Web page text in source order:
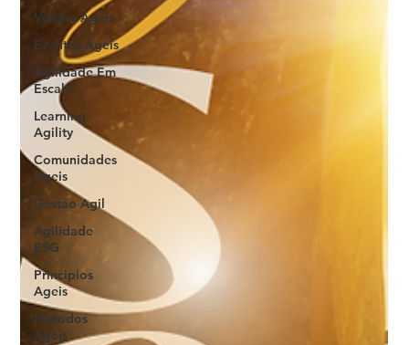
Vendas Ágeis
Eventos Ageis
Agilidade Em
Escala
Learning
Agility
Comunidades
Ageis
Gestao Agil
Agilidade
ESG
Principios
Ageis
Metodos
Ageis